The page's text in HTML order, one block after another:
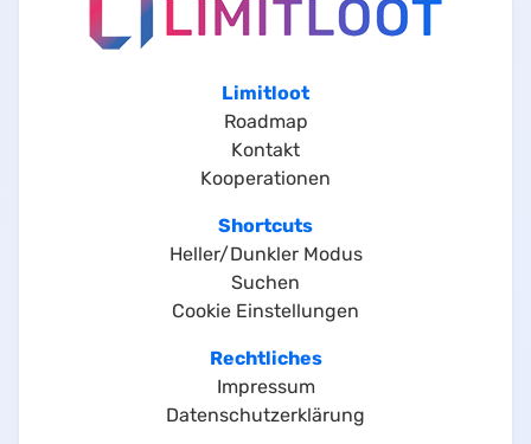
Limitloot
Roadmap
Kontakt
Kooperationen
Shortcuts
Heller/Dunkler Modus
Suchen
Cookie Einstellungen
Rechtliches
Impressum
Datenschutzerklärung